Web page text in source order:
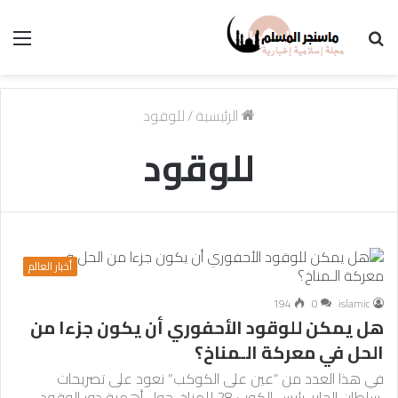
الرئيسية/للوقود
للوقود
أخبار العالم
islamic
0
194
هل يمكن للوقود الأحفوري أن يكون جزءا من
الحل في معركة الـمناخ؟
في هذا العدد من “عين على الكوكب” نعود على تصريحات